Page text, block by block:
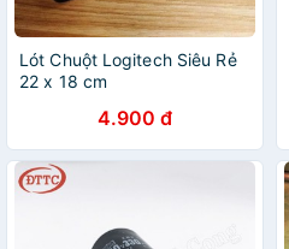
Lót Chuột Logitech Siêu Rẻ
22 x 18 cm
4.900 đ